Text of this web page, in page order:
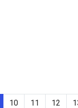
10 11 12